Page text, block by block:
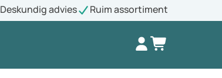
Deskundig advies Ruim assortiment